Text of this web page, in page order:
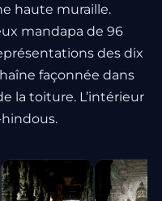
haute muraille.
mandapa de 96
des dix
façonnée dans
la toiture. L’intérieur
hindous.